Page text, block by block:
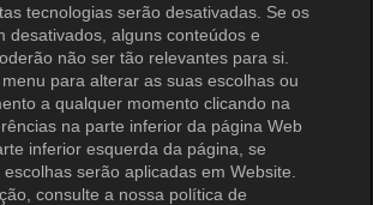
tecnologias serão desativadas. Se os
desativados, alguns conteúdos e
não ser tão relevantes para si.
para alterar as suas escolhas ou
a qualquer momento clicando na
na parte inferior da página Web
inferior esquerda da página, se
serão aplicadas em Website.
consulte a nossa política de